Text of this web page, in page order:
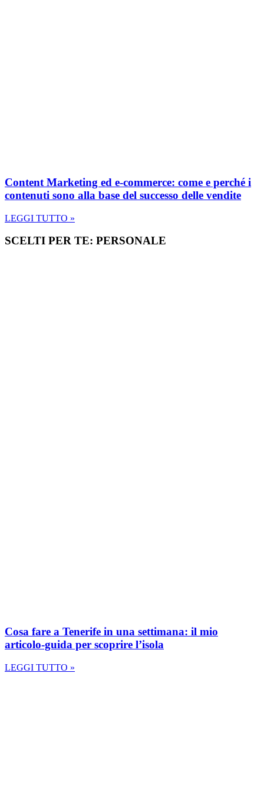
Content Marketing ed e-commerce: come e perché i
contenuti sono alla base del successo delle vendite
LEGGI TUTTO »
SCELTI PER TE: PERSONALE
Cosa fare a Tenerife in una settimana: il mio
articolo-guida per scoprire l’isola
LEGGI TUTTO »